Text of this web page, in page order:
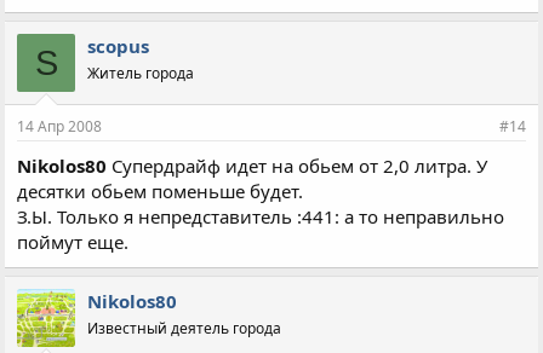
S scopus
Житель города
14 Апр 2008 #14
Nikolos80 Супердрайф идет на обьем от 2,0 литра. У
десятки обьем поменьше будет.
З.Ы. Только я непредставитель :441: а то неправильно
поймут еще.
Nikolos80
Известный деятель города